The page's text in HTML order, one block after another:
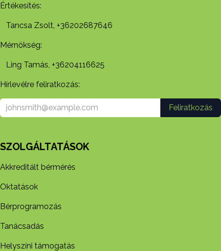
Értékesítés:
Tancsa Zsolt, +36202687646
Mérnökség:
Ling Tamás, +36204116625
Hírlevélre feliratkozás:
Feliratkozás
SZOLGÁLTATÁSOK
Akkreditált bérmérés
Oktatások
Bérprogramozás
Tanácsadás
Helyszíni támogatás